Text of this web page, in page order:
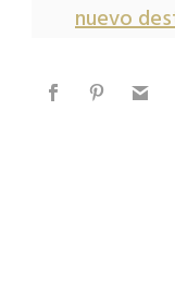
nuevo